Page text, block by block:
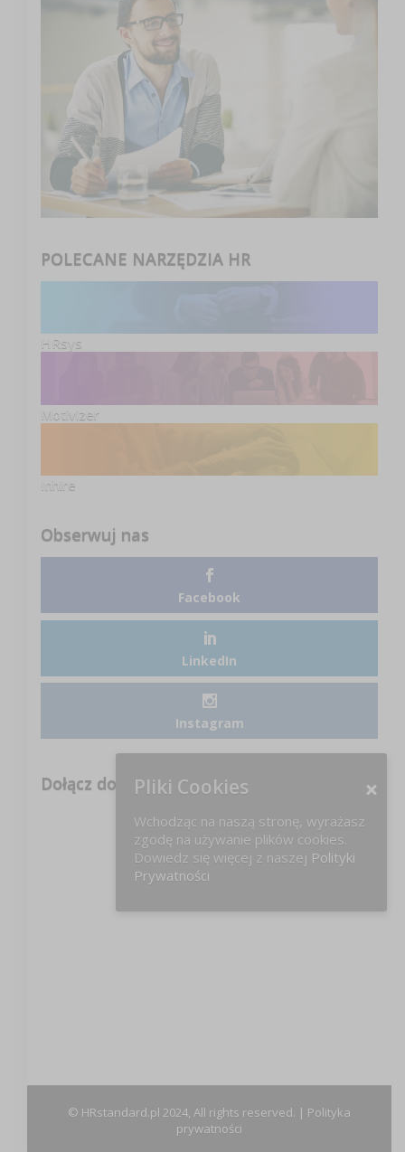
POLECANE NARZĘDZIA HR
HRsys
Motivizer
Inhire
Obserwuj nas
Facebook
LinkedIn
Instagram
Dołącz do nas na FB!
© HRstandard.pl 2024, All rights reserved. | Polityka
prywatności
Pliki Cookies
Wchodząc na naszą stronę, wyrażasz
zgodę na używanie plików cookies.
Dowiedz się więcej z naszej Polityki
Prywatności